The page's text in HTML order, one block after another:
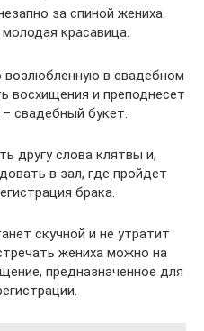
за спиной жениха
красавица.
в свадебном
восхищения и преподнесет
свадебный букет.
другу слова клятвы и,
в зал, где пройдет
брака.
скучной и не утратит
жениха можно на
предназначенное для